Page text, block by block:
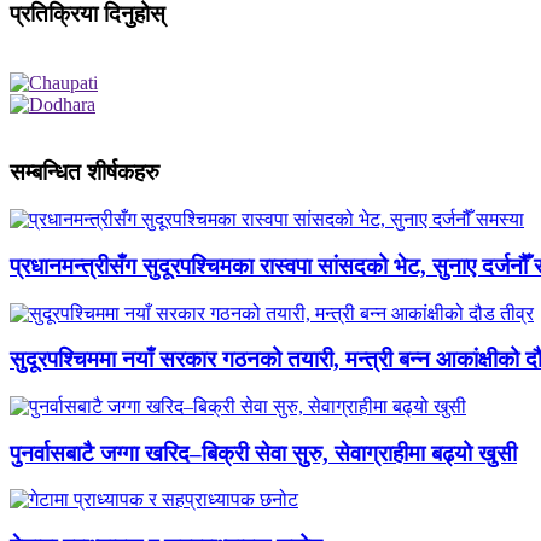
प्रतिक्रिया दिनुहोस्
सम्बन्धित शीर्षकहरु
प्रधानमन्त्रीसँग सुदूरपश्चिमका रास्वपा सांसदको भेट, सुनाए दर्जनौँ
सुदूरपश्चिममा नयाँ सरकार गठनको तयारी, मन्त्री बन्न आकांक्षीको
पुनर्वासबाटै जग्गा खरिद–बिक्री सेवा सुरु, सेवाग्राहीमा बढ्यो खुसी